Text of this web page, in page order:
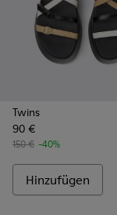
Twins
90 €
150 € -40%
Hinzufügen